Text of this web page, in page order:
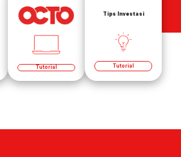
Tutorial
Tips Investasi
Tutorial